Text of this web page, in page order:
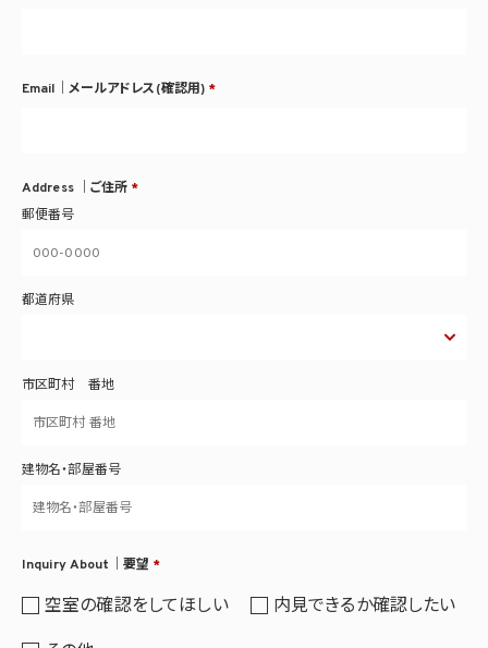
Email｜メールアドレス(確認用) *
Address ｜ご住所 *
郵便番号
都道府県
市区町村 番地
建物名・部屋番号
Inquiry About｜要望 *
空室の確認をしてほしい 内見できるか確認したい